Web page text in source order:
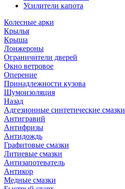
Усилители капота
Колесные арки
Крылья
Крыша
Лонжероны
Ограничители дверей
Окно ветровое
Оперение
Принадлежности кузова
Шумоизоляция
Назад
Адгезионные синтетические смазки
Антигравий
Антифризы
Антидождь
Графитовые смазки
Литиевые смазки
Антизапотеватель
Антикор
Медные смазки